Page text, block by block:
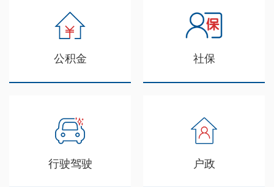
公积金 社保
行驶驾驶 户政